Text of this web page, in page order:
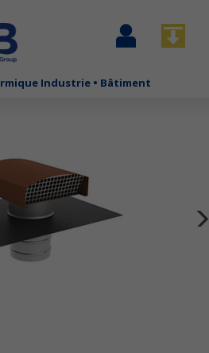
Industrie • Bâtiment